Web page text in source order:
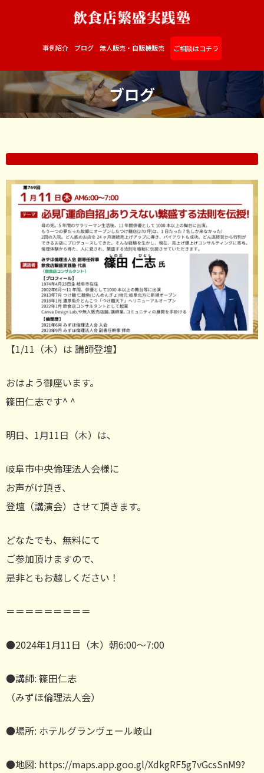
事例紹介 ブログ 無人販売・自販機販売 ご相談はコチラ
ブログ
【1/11（木）は 講師登壇】
おはよう御座います。
篠田仁志です^ ^
明日、1月11日（木）は、
岐阜市中央倫理法人会様に
お声がけ頂き、
登壇（講演会）させて頂きます。
どなたでも、無料にて
ご参加頂けますので、
是非ともお越しください！
＝＝＝＝＝＝＝＝＝
●2024年1月11日（木）朝6:00〜7:00
●講師: 篠田仁志
（みずほ倫理法人会）
●場所: ホテルグランヴェール岐山
●地図: https://maps.app.goo.gl/XdkgRF5g7vGcsSnM9?